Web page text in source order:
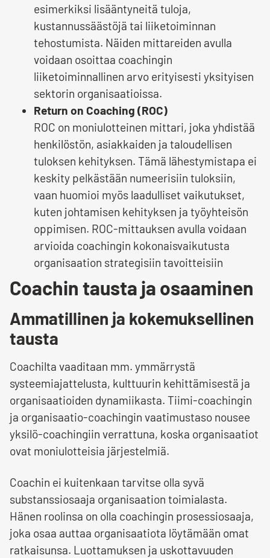
esimerkiksi lisääntyneitä tuloja,
kustannussäästöjä tai liiketoiminnan
tehostumista. Näiden mittareiden avulla
voidaan osoittaa coachingin
liiketoiminnallinen arvo erityisesti yksityisen
sektorin organisaatioissa.
Return on Coaching (ROC)
ROC on moniulotteinen mittari, joka yhdistää
henkilöstön, asiakkaiden ja taloudellisen
tuloksen kehityksen. Tämä lähestymistapa ei
keskity pelkästään numeerisiin tuloksiin,
vaan huomioi myös laadulliset vaikutukset,
kuten johtamisen kehityksen ja työyhteisön
oppimisen. ROC-mittauksen avulla voidaan
arvioida coachingin kokonaisvaikutusta
organisaation strategisiin tavoitteisiin
Coachin tausta ja osaaminen
Ammatillinen ja kokemuksellinen
tausta
Coachilta vaaditaan mm. ymmärrystä
systeemiajattelusta, kulttuurin kehittämisestä ja
organisaatioiden dynamiikasta. Tiimi-coachingin
ja organisaatio-coachingin vaatimustaso nousee
yksilö-coachingiin verrattuna, koska organisaatiot
ovat moniulotteisia järjestelmiä.
Coachin ei kuitenkaan tarvitse olla syvä
substanssiosaaja organisaation toimialasta.
Hänen roolinsa on olla coachingin prosessiosaaja,
joka osaa auttaa organisaatiota löytämään omat
ratkaisunsa. Luottamuksen ja uskottavuuden